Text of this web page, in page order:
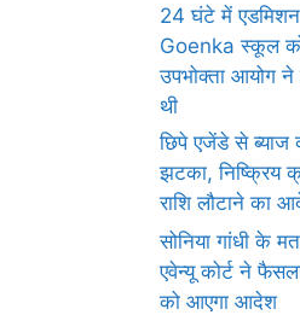
24 घंटे में एडमिशन
Goenka स्कूल
उपभोक्ता आयोग
थी
छिपे एजेंडे से
झटका, निष्क्रिय
राशि लौटाने का
सोनिया गांधी के
एवेन्यू कोर्ट ने
को आएगा आदेश